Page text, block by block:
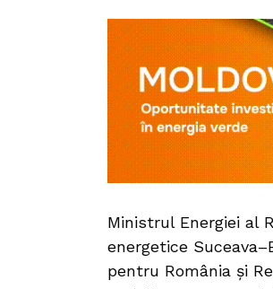
Ministrul Energiei al
energetice
pentru România și